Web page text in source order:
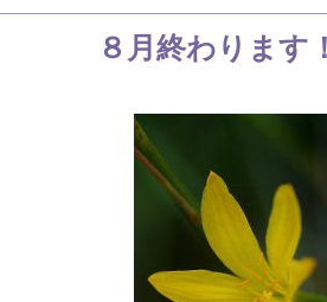
８月終わります